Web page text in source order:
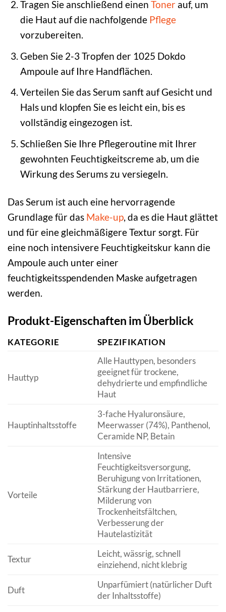
Tragen Sie anschließend einen Tonerauf, um
die Haut auf die nachfolgende Pflege
vorzubereiten.
Geben Sie 2-3 Tropfen der 1025 Dokdo
Ampoule auf Ihre Handflächen.
Verteilen Sie das Serum sanft auf Gesicht und
Hals und klopfen Sie es leicht ein, bis es
vollständig eingezogen ist.
Schließen Sie Ihre Pflegeroutine mit Ihrer
gewohnten Feuchtigkeitscreme ab, um die
Wirkung des Serums zu versiegeln.
Das Serum ist auch eine hervorragende
Grundlage für das Make-up, da es die Haut glättet
und für eine gleichmäßigere Textur sorgt. Für
eine noch intensivere Feuchtigkeitskur kann die
Ampoule auch unter einer
feuchtigkeitsspendenden Maske aufgetragen
werden.
Produkt-Eigenschaften im Überblick
KATEGORIE SPEZIFIKATION
Hauttyp
Alle Hauttypen, besonders
geeignet für trockene,
dehydrierte und empfindliche
Haut
Hauptinhaltsstoffe
3-fache Hyaluronsäure,
Meerwasser (74%), Panthenol,
Ceramide NP, Betain
Vorteile
Intensive
Feuchtigkeitsversorgung,
Beruhigung von Irritationen,
Stärkung der Hautbarriere,
Milderung von
Trockenheitsfältchen,
Verbesserung der
Hautelastizität
Textur
Leicht, wässrig, schnell
einziehend, nicht klebrig
Duft
Unparfümiert (natürlicher Duft
der Inhaltsstoffe)